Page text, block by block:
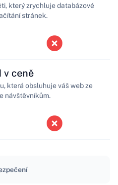
který zrychluje databázové
stránek.
v ceně
která obsluhuje váš web ze
návštěvníkům.